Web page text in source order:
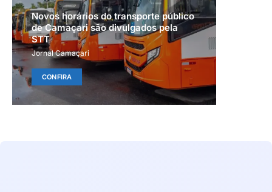
Novos horários do transporte público
de Camaçari são divulgados pela
STT
Jornal Camaçari
CONFIRA